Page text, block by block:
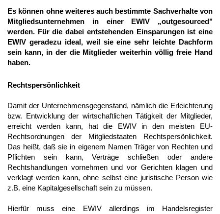
Es können ohne weiteres auch bestimmte Sachverhalte von
Mitgliedsunternehmen in einer EWIV „outgesourced"
werden. Für die dabei entstehenden Einsparungen ist eine
EWIV geradezu ideal, weil sie eine sehr leichte Dachform
sein kann, in der die Mitglieder weiterhin völlig freie Hand
haben.
Rechtspersönlichkeit
Damit der Unternehmensgegenstand, nämlich die Erleichterung
bzw. Entwicklung der wirtschaftlichen Tätigkeit der Mitglieder,
erreicht werden kann, hat die EWIV in den meisten EU-
Rechtsordnungen der Mitgliedstaaten Rechtspersönlichkeit.
Das heißt, daß sie in eigenem Namen Träger von Rechten und
Pflichten sein kann, Verträge schließen oder andere
Rechtshandlungen vornehmen und vor Gerichten klagen und
verklagt werden kann, ohne selbst eine juristische Person wie
z.B. eine Kapitalgesellschaft sein zu müssen.
Hierfür muss eine EWIV allerdings im Handelsregister